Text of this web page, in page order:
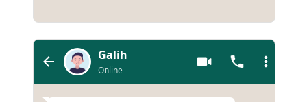
Galih
Online